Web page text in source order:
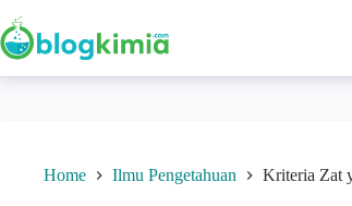
to
content
Home Ilmu Pengetahuan Kriteria Zat